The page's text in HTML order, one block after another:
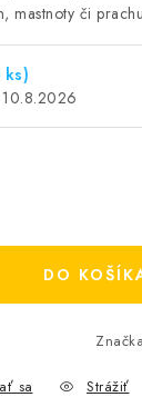
mastnoty či
ks)
10.8.2026
DO
sa Strážiť